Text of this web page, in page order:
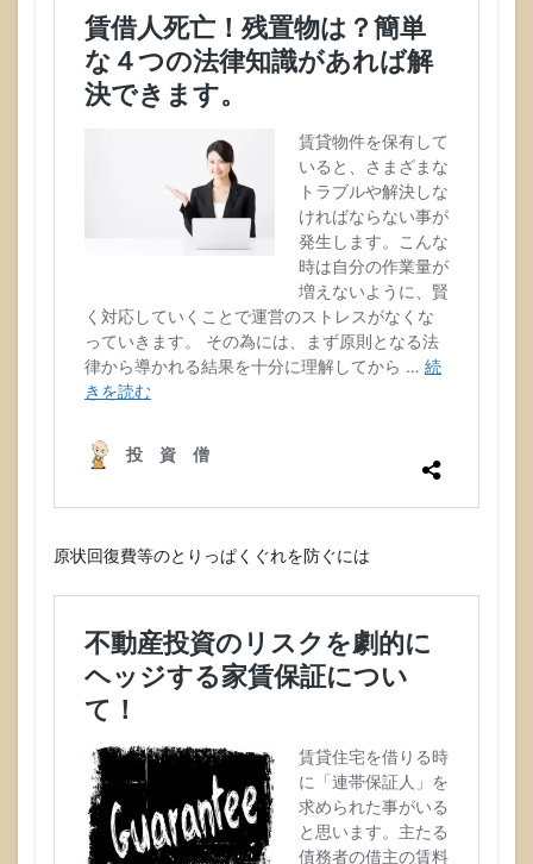
原状回復費等のとりっぱくぐれを防ぐには